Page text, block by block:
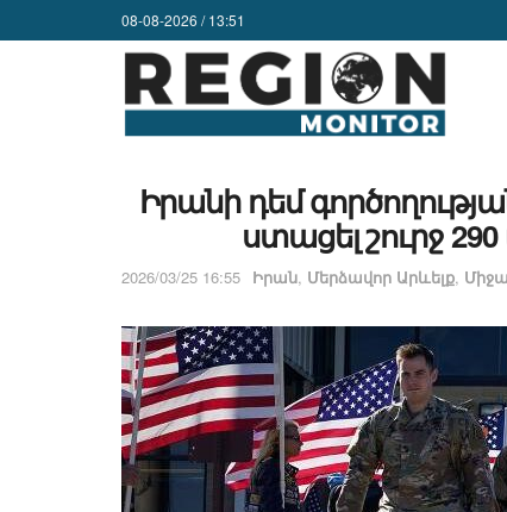
08-08-2026 / 13:51
Իրանի դեմ
ստացել շուրջ
2026/03/25 16:55 Իրան, Մերձավոր Արևելք,